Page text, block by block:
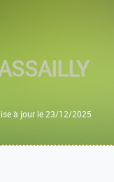
à jour le 23/12/2025